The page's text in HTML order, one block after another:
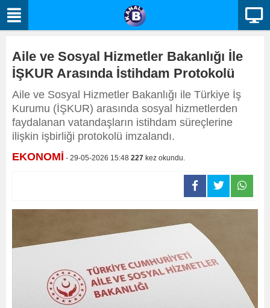
Aile ve Sosyal Hizmetler Bakanlığı İle
İŞKUR Arasında İstihdam Protokolü
Aile ve Sosyal Hizmetler Bakanlığı ile Türkiye İş
Kurumu (İŞKUR) arasında sosyal hizmetlerden
faydalanan vatandaşların istihdam süreçlerine
ilişkin işbirliği protokolü imzalandı.
EKONOMİ - 29-05-2026 15:48 227 kez okundu.